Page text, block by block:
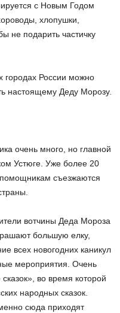
с Новым Годом
хлопушки,
не подарить частичку
городах России можно
настоящему Деду Морозу.
очень много, но главной
Устюге. Уже более 20
помощникам съезжаются
вотчины Деда Мороза
большую елку,
всех новогодних каникул
мероприятия. Очень
во время которой
народных сказок.
сюда приходят